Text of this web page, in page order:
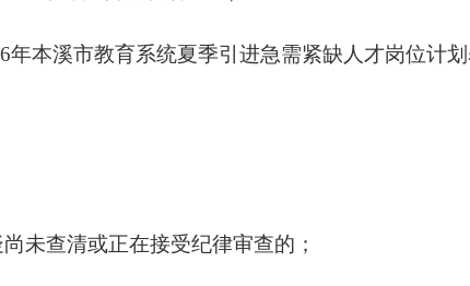
年本溪市教育系统夏季引进急需紧缺人才岗位计
未查清或正在接受纪律审查的；